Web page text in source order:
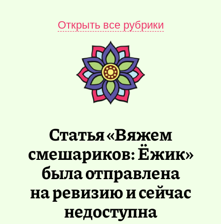
Открыть все рубрики
Статья «Вяжем
смешариков: Ёжик»
была отправлена
на ревизию и сейчас
недоступна